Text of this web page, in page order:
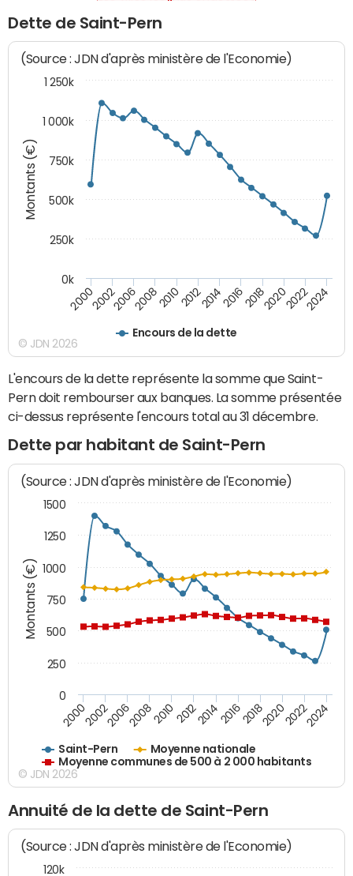
Dette de Saint-Pern
Montants (€)
(Source : JDN d'après ministère de l'Economie)
Encours de la dette
200020022006200820102012201420162018202020222024
0k
250k
500k
750k
1 000k
1 250k
© JDN 2026
L'encours de la dette représente la somme que Saint-
Pern doit rembourser aux banques. La somme présentée
ci-dessus représente l'encours total au 31 décembre.
Dette par habitant de Saint-Pern
Montants (€)
(Source : JDN d'après ministère de l'Economie)
Saint-Pern
Moyenne nationale
Moyenne communes de 500 à 2 000 habitants
200020022006200820102012201420162018202020222024
0
250
500
750
1000
1250
1500
© JDN 2026
Annuité de la dette de Saint-Pern
(Source : JDN d'après ministère de l'Economie)
120k